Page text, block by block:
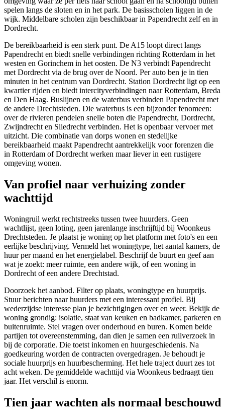
spelen langs de sloten en in het park. De basisscholen liggen in de
wijk. Middelbare scholen zijn beschikbaar in Papendrecht zelf en in
Dordrecht.
De bereikbaarheid is een sterk punt. De A15 loopt direct langs
Papendrecht en biedt snelle verbindingen richting Rotterdam in het
westen en Gorinchem in het oosten. De N3 verbindt Papendrecht
met Dordrecht via de brug over de Noord. Per auto ben je in tien
minuten in het centrum van Dordrecht. Station Dordrecht ligt op een
kwartier rijden en biedt intercityverbindingen naar Rotterdam, Breda
en Den Haag. Buslijnen en de waterbus verbinden Papendrecht met
de andere Drechtsteden. Die waterbus is een bijzonder fenomeen:
over de rivieren pendelen snelle boten die Papendrecht, Dordrecht,
Zwijndrecht en Sliedrecht verbinden. Het is openbaar vervoer met
uitzicht. Die combinatie van dorps wonen en stedelijke
bereikbaarheid maakt Papendrecht aantrekkelijk voor forenzen die
in Rotterdam of Dordrecht werken maar liever in een rustigere
omgeving wonen.
Van profiel naar verhuizing zonder
wachttijd
Woningruil werkt rechtstreeks tussen twee huurders. Geen
wachtlijst, geen loting, geen jarenlange inschrijftijd bij Woonkeus
Drechtsteden. Je plaatst je woning op het platform met foto's en een
eerlijke beschrijving. Vermeld het woningtype, het aantal kamers, de
huur per maand en het energielabel. Beschrijf de buurt en geef aan
wat je zoekt: meer ruimte, een andere wijk, of een woning in
Dordrecht of een andere Drechtstad.
Doorzoek het aanbod. Filter op plaats, woningtype en huurprijs.
Stuur berichten naar huurders met een interessant profiel. Bij
wederzijdse interesse plan je bezichtigingen over en weer. Bekijk de
woning grondig: isolatie, staat van keuken en badkamer, parkeren en
buitenruimte. Stel vragen over onderhoud en buren. Komen beide
partijen tot overeenstemming, dan dien je samen een ruilverzoek in
bij de corporatie. Die toetst inkomen en huurgeschiedenis. Na
goedkeuring worden de contracten overgedragen. Je behoudt je
sociale huurprijs en huurbescherming. Het hele traject duurt zes tot
acht weken. De gemiddelde wachttijd via Woonkeus bedraagt tien
jaar. Het verschil is enorm.
Tien jaar wachten als normaal beschouwd